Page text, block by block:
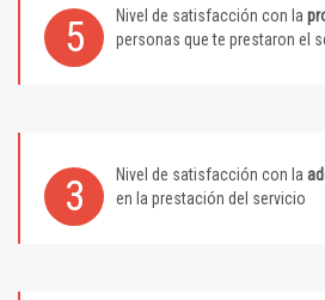
5 Nivel de satisfacción con la
personas que te prestaron el
3 Nivel de satisfacción con la
en la prestación del servicio